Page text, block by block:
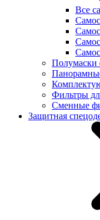
Все
Фильтры
Сменные
Защитная